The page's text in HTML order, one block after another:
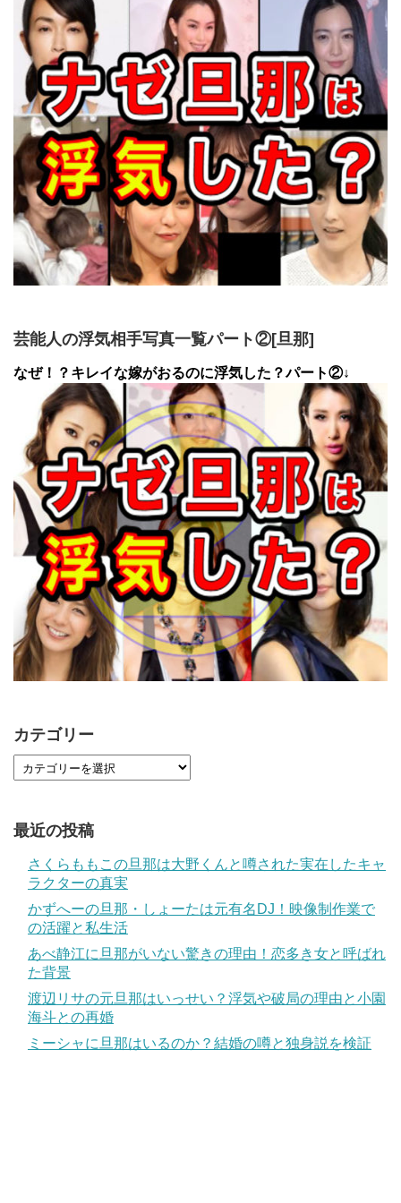
芸能人の浮気相手写真一覧パート②[旦那]
なぜ！？キレイな嫁がおるのに浮気した？パート②↓
カテゴリー
最近の投稿
さくらももこの旦那は大野くんと噂された実在したキャ
ラクターの真実
かずへーの旦那・しょーたは元有名DJ！映像制作業で
の活躍と私生活
あべ静江に旦那がいない驚きの理由！恋多き女と呼ばれ
た背景
渡辺リサの元旦那はいっせい？浮気や破局の理由と小園
海斗との再婚
ミーシャに旦那はいるのか？結婚の噂と独身説を検証